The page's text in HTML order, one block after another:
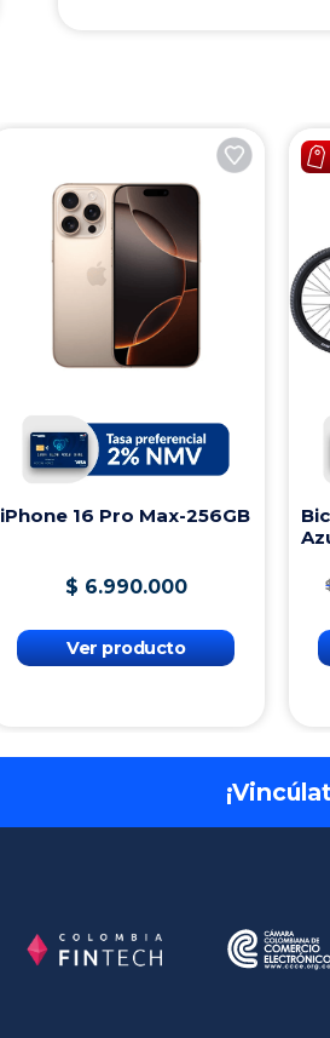
iPhone 16 Pro Max-256GB
$ 6.990.000
Ver producto